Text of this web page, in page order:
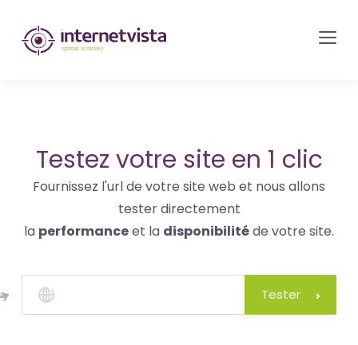
internetvista
monitoring
site
web
et
de
services
internet-
Uptime
is
Testez votre site en 1 clic
Fournissez l'url de votre site web et nous allons
tester directement
la performanceet la disponibilitéde votre site.
Tester